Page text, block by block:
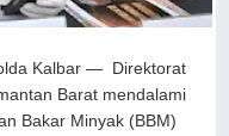
Kalbar — Direktorat
Barat mendalami
Bakar Minyak (BBM)